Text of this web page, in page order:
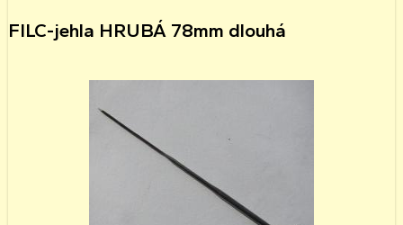
FILC-jehla HRUBÁ 78mm dlouhá